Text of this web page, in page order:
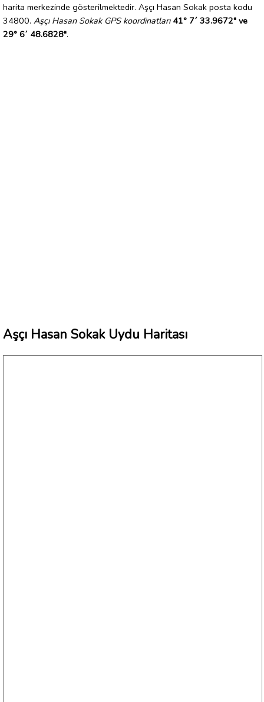
harita merkezinde gösterilmektedir. Aşçı Hasan Sokak posta kodu
34800. Aşçı Hasan Sokak GPS koordinatları 41° 7´ 33.9672" ve
29° 6´ 48.6828".
Aşçı Hasan Sokak Uydu Haritası